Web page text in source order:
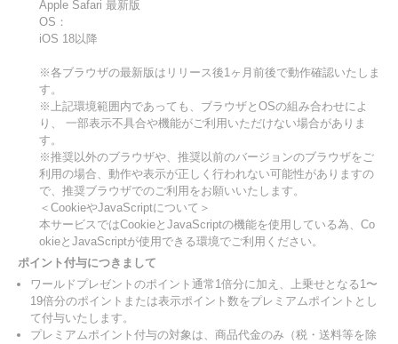
Apple Safari 最新版
OS：
iOS 18以降
※各ブラウザの最新版はリリース後1ヶ月前後で動作確認いたしま
す。
※上記環境範囲内であっても、ブラウザとOSの組み合わせによ
り、 一部表示不具合や機能がご利用いただけない場合がありま
す。
※推奨以外のブラウザや、推奨以前のバージョンのブラウザをご
利用の場合、動作や表示が正しく行われない可能性がありますの
で、推奨ブラウザでのご利用をお願いいたします。
＜CookieやJavaScriptについて＞
本サービスではCookieとJavaScriptの機能を使用している為、Co
okieとJavaScriptが使用できる環境でご利用ください。
ポイント付与につきまして
ワールドプレゼントのポイント通常1倍分に加え、上乗せとなる1〜
19倍分のポイントまたは表示ポイント数をプレミアムポイントとし
て付与いたします。
プレミアムポイント付与の対象は、商品代金のみ（税・送料等を除